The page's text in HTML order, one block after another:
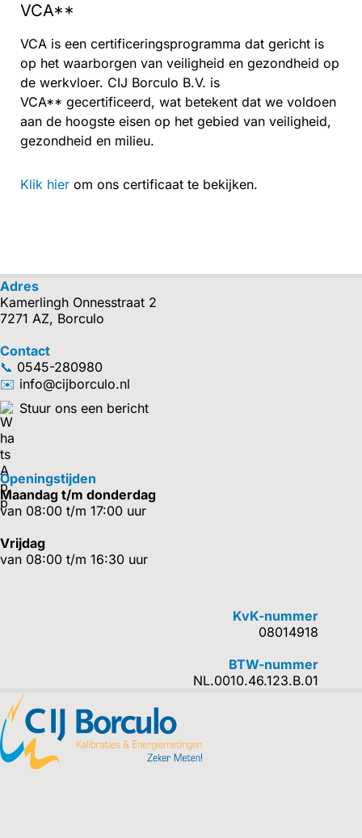
VCA**
VCA is een certificeringsprogramma dat gericht is
op het waarborgen van veiligheid en gezondheid op
de werkvloer. CIJ Borculo B.V. is
VCA** gecertificeerd, wat betekent dat we voldoen
aan de hoogste eisen op het gebied van veiligheid,
gezondheid en milieu.
Klik hier om ons certificaat te bekijken.
Adres
Kamerlingh Onnesstraat 2
7271 AZ, Borculo
Contact
📞 0545-280980
✉️ info@cijborculo.nl
Stuur ons een bericht
Openingstijden
Maandag t/m donderdag
van 08:00 t/m 17:00 uur
Vrijdag
van 08:00 t/m 16:30 uur
KvK-nummer
08014918
BTW-nummer
NL.0010.46.123.B.01